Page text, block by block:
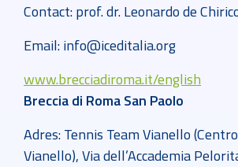
Contact: prof. dr. Leonardo de
Email: info@iceditalia.org
www.brecciadiroma.it/english
Breccia di Roma San Paolo
Adres: Tennis Team Vianello
Vianello), Via dell’Accademia